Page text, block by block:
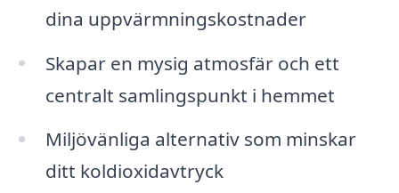
dina uppvärmningskostnader
Skapar en mysig atmosfär och ett
centralt samlingspunkt i hemmet
Miljövänliga alternativ som minskar
ditt koldioxidavtryck